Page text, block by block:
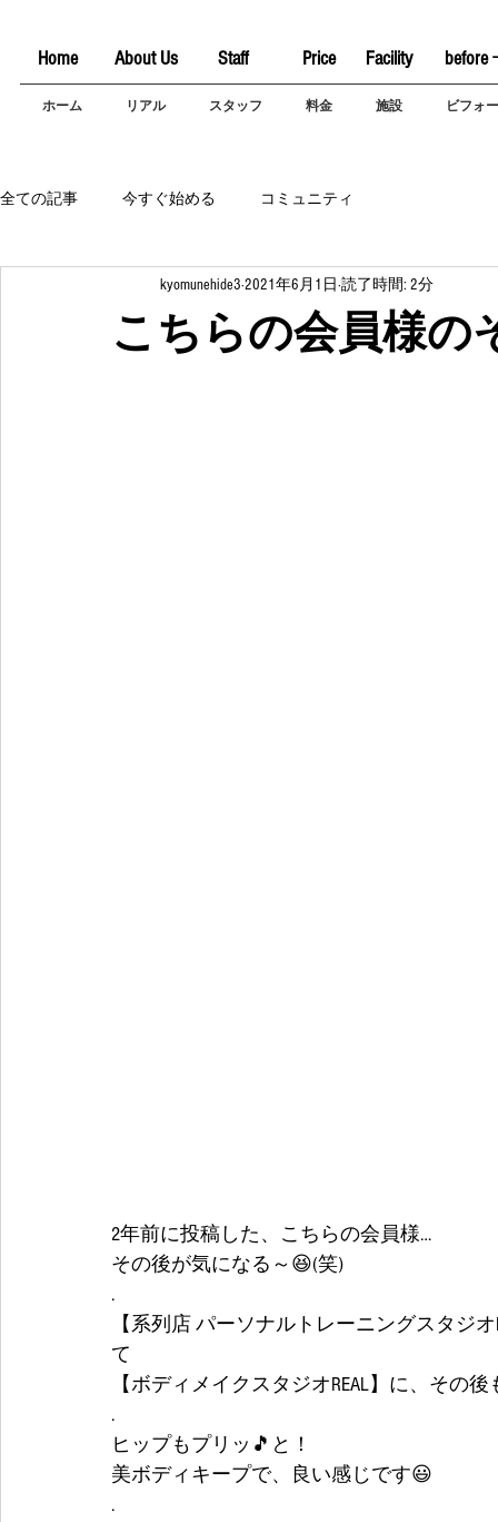
Home About Us Staff Price Facility before
ホーム リアル スタッフ 料金 施設 ビフォ
全ての記事 今すぐ始める コミュニティ
こちらの会員様の
kyomunehide3 2021年6月1日 読了時間: 2分
2年前に投稿した、こちらの会員様…
その後が気になる～😆(笑)
.
【系列店 パーソナルトレーニングスタジ
て
【ボディメイクスタジオREAL】に、その
.
ヒップもプリッ🎵と！
美ボディキープで、良い感じです😃
.